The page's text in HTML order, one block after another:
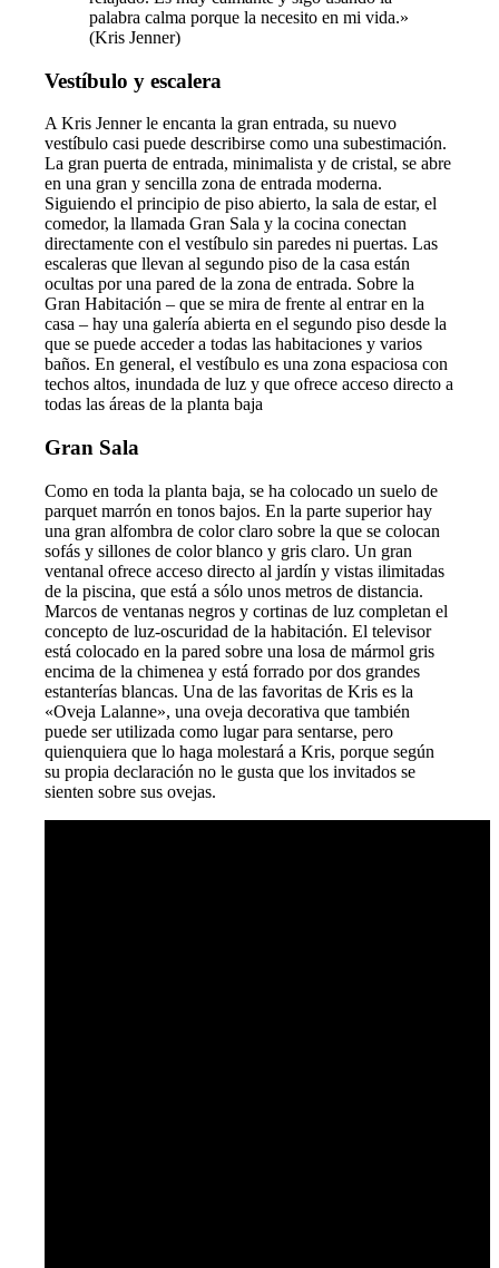
palabra calma porque la necesito en mi vida.»
(Kris Jenner)
Vestíbulo y escalera
A Kris Jenner le encanta la gran entrada, su nuevo
vestíbulo casi puede describirse como una subestimación.
La gran puerta de entrada, minimalista y de cristal, se abre
en una gran y sencilla zona de entrada moderna.
Siguiendo el principio de piso abierto, la sala de estar, el
comedor, la llamada Gran Sala y la cocina conectan
directamente con el vestíbulo sin paredes ni puertas. Las
escaleras que llevan al segundo piso de la casa están
ocultas por una pared de la zona de entrada. Sobre la
Gran Habitación – que se mira de frente al entrar en la
casa – hay una galería abierta en el segundo piso desde la
que se puede acceder a todas las habitaciones y varios
baños. En general, el vestíbulo es una zona espaciosa con
techos altos, inundada de luz y que ofrece acceso directo a
todas las áreas de la planta baja
Gran Sala
Como en toda la planta baja, se ha colocado un suelo de
parquet marrón en tonos bajos. En la parte superior hay
una gran alfombra de color claro sobre la que se colocan
sofás y sillones de color blanco y gris claro. Un gran
ventanal ofrece acceso directo al jardín y vistas ilimitadas
de la piscina, que está a sólo unos metros de distancia.
Marcos de ventanas negros y cortinas de luz completan el
concepto de luz-oscuridad de la habitación. El televisor
está colocado en la pared sobre una losa de mármol gris
encima de la chimenea y está forrado por dos grandes
estanterías blancas. Una de las favoritas de Kris es la
«Oveja Lalanne», una oveja decorativa que también
puede ser utilizada como lugar para sentarse, pero
quienquiera que lo haga molestará a Kris, porque según
su propia declaración no le gusta que los invitados se
sienten sobre sus ovejas.